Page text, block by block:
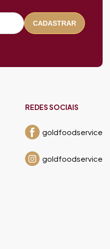
CADASTRAR
REDES SOCIAIS
goldfoodservice
goldfoodservice